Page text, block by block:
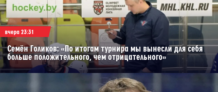
вчера 23:31
Семён Голиков: «По итогам турнира мы вынесли для себя
больше положительного, чем отрицательного»